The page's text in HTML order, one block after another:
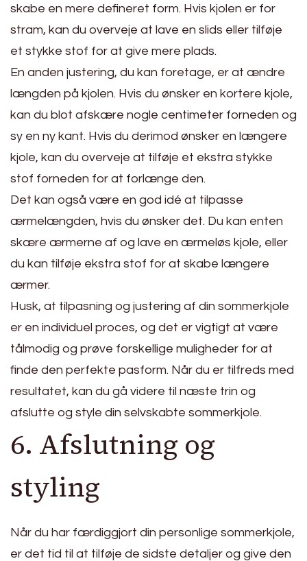
skabe en mere defineret form. Hvis kjolen er for
stram, kan du overveje at lave en slids eller tilføje
et stykke stof for at give mere plads.
En anden justering, du kan foretage, er at ændre
længden på kjolen. Hvis du ønsker en kortere kjole,
kan du blot afskære nogle centimeter forneden og
sy en ny kant. Hvis du derimod ønsker en længere
kjole, kan du overveje at tilføje et ekstra stykke
stof forneden for at forlænge den.
Det kan også være en god idé at tilpasse
ærmelængden, hvis du ønsker det. Du kan enten
skære ærmerne af og lave en ærmeløs kjole, eller
du kan tilføje ekstra stof for at skabe længere
ærmer.
Husk, at tilpasning og justering af din sommerkjole
er en individuel proces, og det er vigtigt at være
tålmodig og prøve forskellige muligheder for at
finde den perfekte pasform. Når du er tilfreds med
resultatet, kan du gå videre til næste trin og
afslutte og style din selvskabte sommerkjole.
6. Afslutning og
styling
Når du har færdiggjort din personlige sommerkjole,
er det tid til at tilføje de sidste detaljer og give den